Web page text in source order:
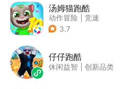
汤姆猫跑酷
动作冒险
竞速
| 汤姆猫
3.7
仔仔跑酷
休闲益智 创新品类